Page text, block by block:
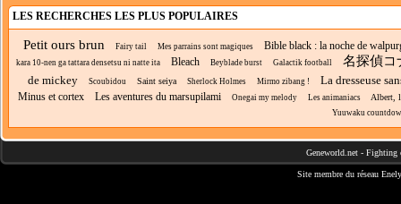
LES RECHERCHES LES PLUS POPULAIRES
Petit ours brun Fairy tail Mes parrains sont magiques Bible black : la noche de
kara 10-nen ga tattara densetsu ni natte ita Bleach Beyblade burst Galactik football 名探偵コ
de mickey Scoubidou Saint seiya Sherlock Holmes Mirmo zibang ! La dresseuse
Minus et cortex Les aventures du marsupilami Onegai my melody Les animaniacs Albert,
Yuuwaku
Geneworld.net - Fighting
Site membre du réseau